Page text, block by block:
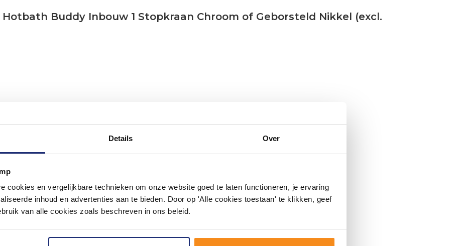
Details Over
cookies en vergelijkbare technieken om onze website goed te laten functioneren, je ervaring
inhoud en advertenties aan te bieden. Door op 'Alle cookies toestaan' te klikken, geef
van alle cookies zoals beschreven in ons beleid.
Buddy Inbouw 1 Stopkraan Chroom of Geborsteld Nikkel (excl.